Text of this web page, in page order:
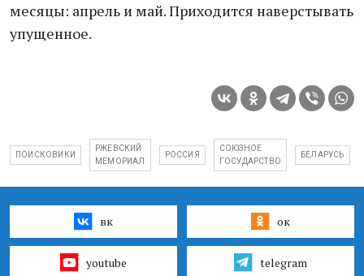
месяцы: апрель и май. Приходится наверстывать
упущенное.
ПОИСКОВИКИ
РЖЕВСКИЙ
МЕМОРИАЛ
РОССИЯ
СОЮЗНОЕ
ГОСУДАРСТВО
БЕЛАРУСЬ
вк ок
youtube telegram